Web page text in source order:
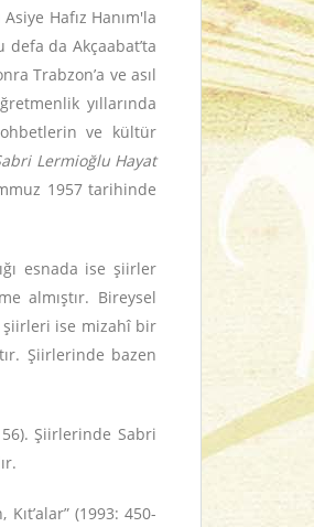
Hafız Hanım'la
da Akçaabat’ta
Trabzon’a ve asıl
yıllarında
ve kültür
Lermioğlu Hayat
1957 tarihinde
esnada ise şiirler
almıştır. Bireysel
şiirleri ise mizahî bir
Şiirlerinde bazen
Şiirlerinde Sabri
(1993: 450-